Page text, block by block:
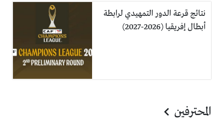
نتائج قرعة الدور التمهيدي لرابطة
أبطال إفريقيا (2026-2027)
المحترفين